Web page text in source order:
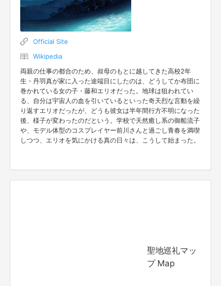
Official Site
Wikipedia
両親の仕事の都合のため、叔母のもとに越してきた高校2年
生・丹羽真が家に入った途端目にしたのは、どうしてか布団に
巻かれている女の子・藤和エリオだった。地球は狙われてい
る、自分は宇宙人の血を引いているといった奇天烈な言動を繰
り返すエリオだったが、どうも彼女は半年間行方不明になった
後、様子が変わったのだという。学校で天然癒し系の御船流子
や、モデル体型のコスプレイヤー前川さんと過ごし青春を満喫
しつつ、エリオを気にかける真の日々は、こうして始まった。
聖地巡礼マッ
プ Map